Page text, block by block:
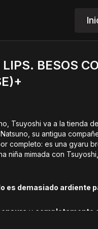
BESOS
Tsuyoshi va a la tienda
su antigua
completo: es una gyaru
niña mimada con
es demasiado ardiente
y completamente